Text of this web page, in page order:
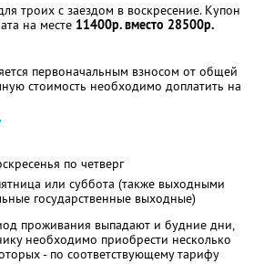
троих с заездом в воскресение. Купон
на месте 11400р. вместо 28500р.
первоначальным взносом от общей
стоимость необходимо доплатить на
по четверг
или суббота (также выходными
государственные выходные)
проживания выпадают и будние дни,
необходимо приобрести несколько
- по соответствующему тарифу